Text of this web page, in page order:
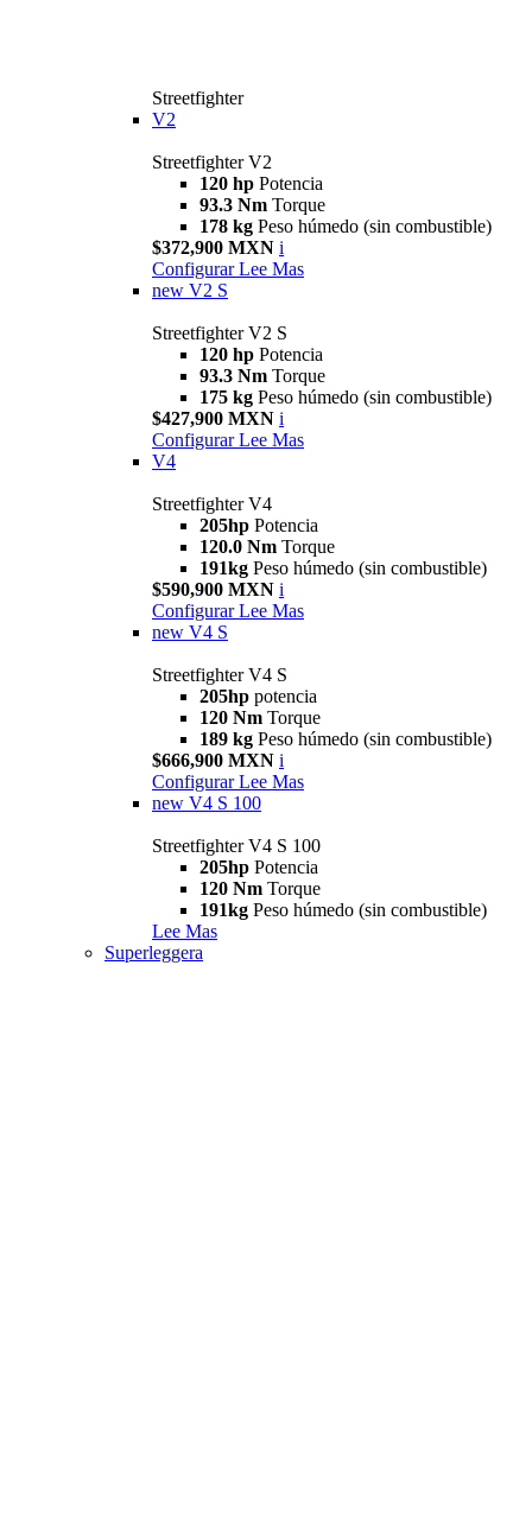
Streetfighter
V2
Streetfighter V2
120 hp Potencia
93.3 Nm Torque
178 kg Peso húmedo (sin combustible)
$372,900 MXN i
Configurar Lee Mas
new V2 S
Streetfighter V2 S
120 hp Potencia
93.3 Nm Torque
175 kg Peso húmedo (sin combustible)
$427,900 MXN i
Configurar Lee Mas
V4
Streetfighter V4
205hp Potencia
120.0 Nm Torque
191kg Peso húmedo (sin combustible)
$590,900 MXN i
Configurar Lee Mas
new V4 S
Streetfighter V4 S
205hp potencia
120 Nm Torque
189 kg Peso húmedo (sin combustible)
$666,900 MXN i
Configurar Lee Mas
new V4 S 100
Streetfighter V4 S 100
205hp Potencia
120 Nm Torque
191kg Peso húmedo (sin combustible)
Lee Mas
Superleggera